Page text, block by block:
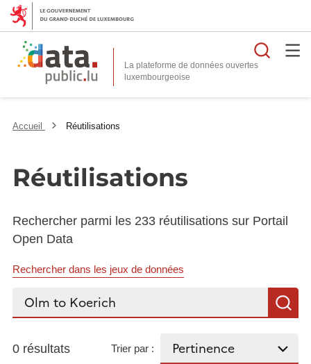
La plateforme de données ouvertes
Accueil Réutilisations
Réutilisations
Rechercher parmi les 233 réutilisations sur Portail
Open Data
Rechercher dans les jeux de données
Rechercher...
0 résultats Trier par :